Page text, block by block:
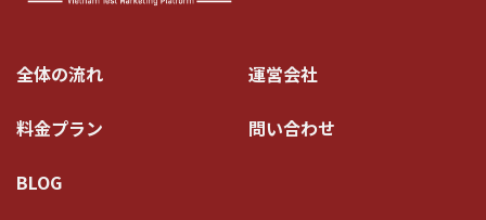
全体の流れ 運営会社
料金プラン 問い合わせ
BLOG